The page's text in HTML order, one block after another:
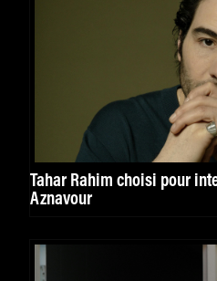
Tahar Rahim choisi pour
Aznavour